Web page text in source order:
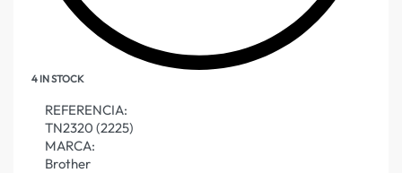
4 IN STOCK
REFERENCIA:
TN2320 (2225)
MARCA:
Brother